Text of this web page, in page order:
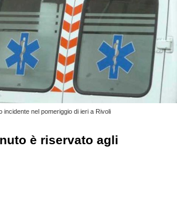
incidente nel pomeriggio di ieri a Rivoli
è riservato agli